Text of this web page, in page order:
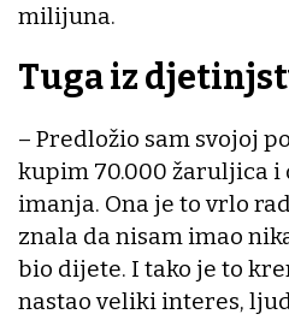
milijuna.
Tuga iz
– Predložio sam svojoj
kupim 70.000 žaruljica
imanja. Ona je to vrlo
znala da nisam imao
bio dijete. I tako je to
nastao veliki interes,